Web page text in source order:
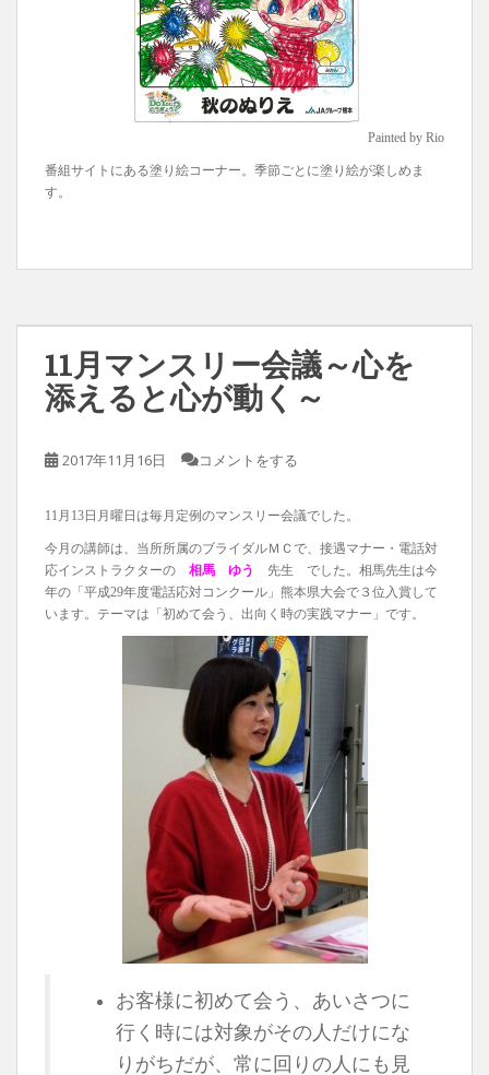
Painted by Rio
番組サイトにある塗り絵コーナー。季節ごとに塗り絵が楽しめま
す。
11月マンスリー会議～心を
添えると心が動く～
2017年11月16日 コメントをする
11月13日月曜日は毎月定例のマンスリー会議でした。
今月の講師は、当所所属のブライダルＭＣで、接遇マナー・電話対
応インストラクターの 相馬 ゆう
先生 でした。相馬先生は今
年の「平成29年度電話応対コンクール」熊本県大会で３位入賞して
います。テーマは「初めて会う、出向く時の実践マナー」です。
お客様に初めて会う、あいさつに
行く時には対象がその人だけにな
りがちだが、常に回りの人にも見